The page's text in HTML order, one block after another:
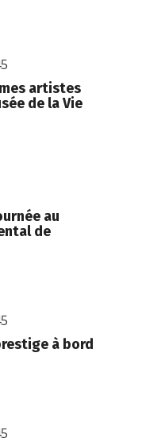
artistes
de la Vie
au
de
à bord